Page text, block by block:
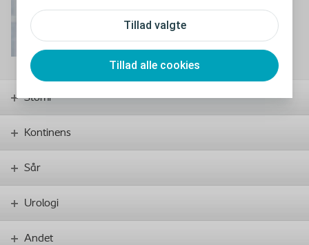
Tillad valgte
Tillad alle cookies
Malene Rasmussen
Mail til Malene
Stomi
Kontinens
Sår
Urologi
Andet